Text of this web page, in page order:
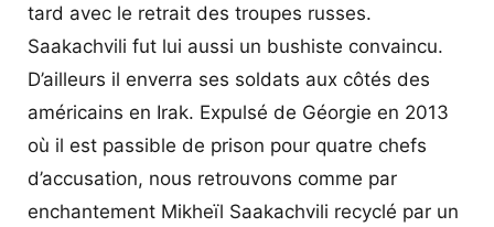
tard avec le retrait des troupes russes.
Saakachvili fut lui aussi un bushiste convaincu.
D’ailleurs il enverra ses soldats aux côtés des
américains en Irak. Expulsé de Géorgie en 2013
où il est passible de prison pour quatre chefs
d’accusation, nous retrouvons comme par
enchantement Mikheïl Saakachvili recyclé par un